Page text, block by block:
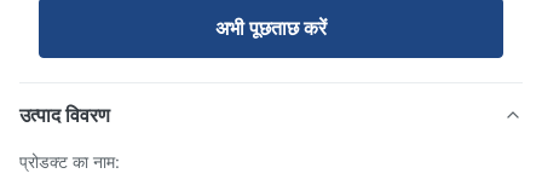
अभी पूछताछ करें
उत्पाद विवरण
प्रोडक्ट का नाम: